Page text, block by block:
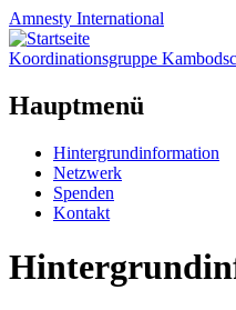
Amnesty International
Koordinationsgruppe
Hauptmenü
Zum
Inhalt
springen
Hintergrundinformation
Netzwerk
Spenden
Kontakt